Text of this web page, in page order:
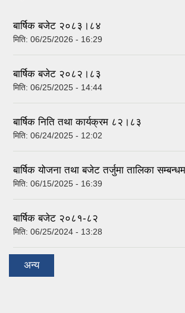
बार्षिक बजेट २०८३।८४
मिति: 06/25/2026 - 16:29
बार्षिक बजेट २०८२।८३
मिति: 06/25/2025 - 14:44
बार्षिक निति तथा कार्यक्रम ८२।८३
मिति: 06/24/2025 - 12:02
बार्षिक योजना तथा बजेट तर्जुमा तालिका
मिति: 06/15/2025 - 16:39
बार्षिक बजेट २०८१-८२
मिति: 06/25/2024 - 13:28
अन्य